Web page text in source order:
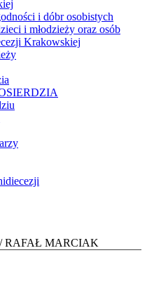
i dóbr osobistych
i młodzieży oraz osób
Krakowskiej
/ RAFAŁ MARCIAK